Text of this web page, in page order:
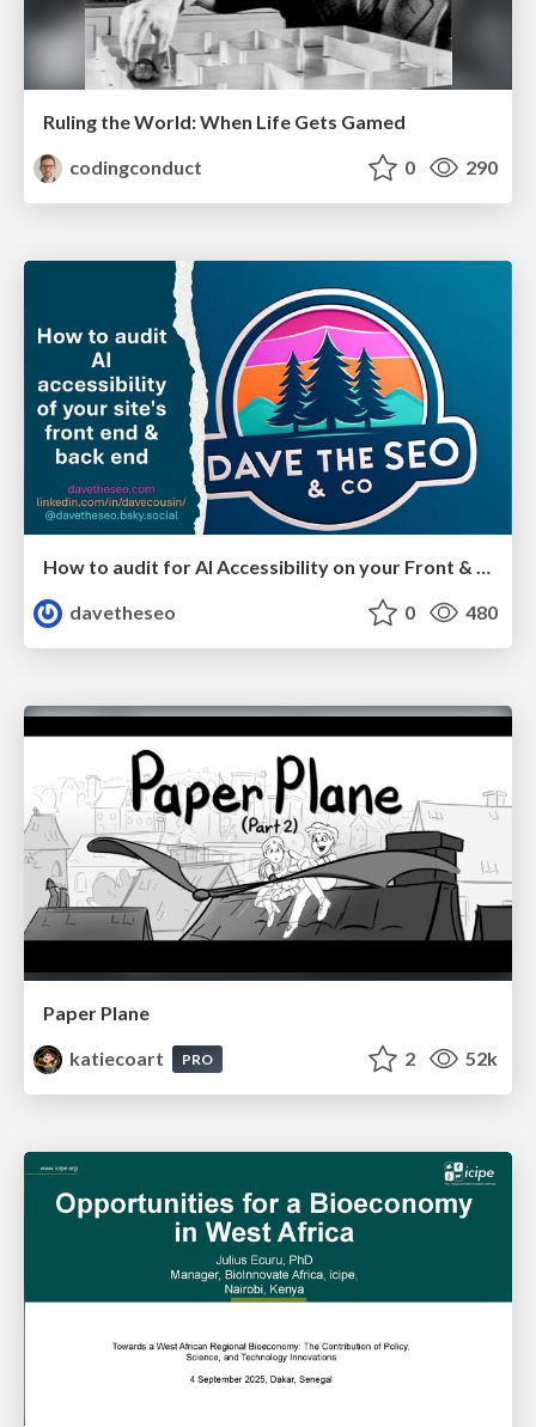
Ruling the World: When Life Gets Gamed
codingconduct
0 290
How to audit for AI Accessibility on your Front & Back End
davetheseo
0 480
Paper Plane
katiecoart
PRO 2 52k